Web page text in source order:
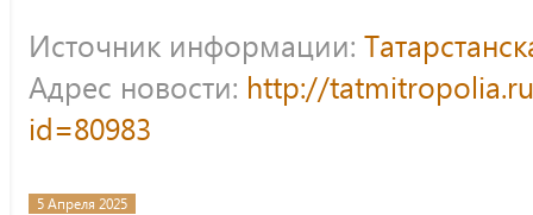
Источник информации:
Адрес новости: http://
id=80983
5 Апреля 2025